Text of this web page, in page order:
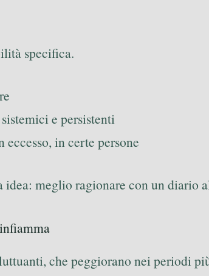
specifica.
e persistenti
in certe persone
meglio ragionare con un diario
che peggiorano nei periodi